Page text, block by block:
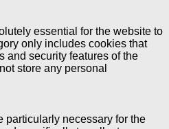
essential for the website to
only includes cookies that
and security features of the
store any personal
particularly necessary for the